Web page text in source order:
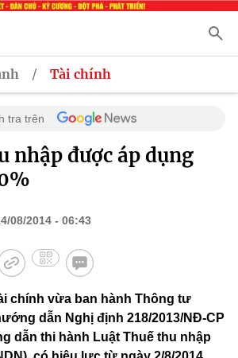
/ Tài chính
tra trên
nhập được áp dụng
08/2014 - 06:43
chính vừa ban hành Thông tư
dẫn Nghị định 218/2013/NĐ-CP
dẫn thi hành Luật Thuế thu nhập